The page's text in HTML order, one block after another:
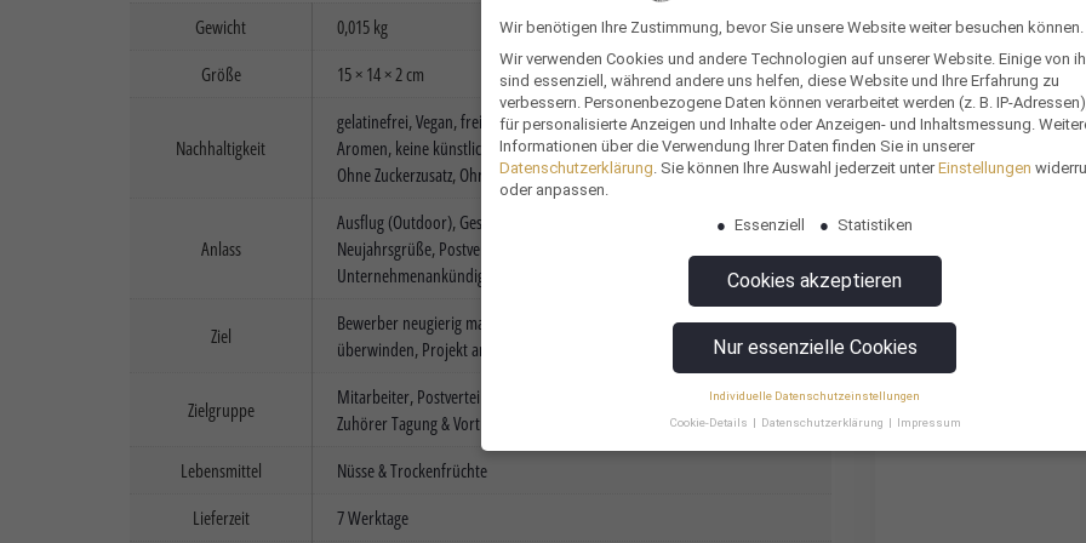
Gewicht
0,015 kg
Größe
15 × 14 × 2 cm
Nachhaltigkeit
gelatinefrei,Vegan,frei von Konservierungsstoffen,keine künstlichen
Aromen, keine künstlichen Farbstoffe,keine künstlichen Süßungsmittel,
Ohne Zuckerzusatz, Ohne Zusatzstoffe
Anlass
Ausflug (Outdoor), Gesundheitstag ,Messe,
Neujahrsgrüße, Postversand
Unternehmenankündigung
Weihnachten
Ziel
Bewerber neugierig machen Kundengespräche einleiten,Nachmittagsloch
überwinden, Projekt ankündigen
Zielgruppe
Mitarbeiter, Postverteiler Potenzielle Kunden,
Zuhörer Tagung & Vortrag
Lebensmittel
Nüsse & Trockenfrüchte
Lieferzeit
7 Werktage
In den Warenkorb
*ab Auftragsbestätigung
Als Sofort-
Unser
Mit einem Klick
Wir benötigen Ihre Zustimmung, bevor Sie unsere Website weiter besuchen können.
Wir verwenden Cookies und andere Technologien auf unserer Website. Einige von
sind essenziell, während andere uns helfen, diese Website und Ihre Erfahrung zu
verbessern. Personenbezogene Daten können verarbeitet werden (z. B. IP-
für personalisierte Anzeigen und Inhalte oder Anzeigen- und Inhaltsmessung.
Informationen über die Verwendung Ihrer Daten finden Sie in unserer
Datenschutzerklärung Sie können Ihre Auswahl jederzeit unterEinstellungen
oder anpassen.
Essenziell
Statistiken
Cookies akzeptieren
Nur essenzielle Cookies
Individuelle Datenschutzeinstellungen
Cookie-Details Datenschutzerklärung Impressum
Datenschutzeinstellungen